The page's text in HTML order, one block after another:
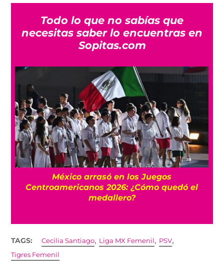
Todo lo que no sabías que
necesitas saber lo encuentras en
Sopitas.com
México arrasó en los Juegos
Centroamericanos 2026: ¿Cómo quedó el
medallero?
TAGS: Cecilia Santiago, Liga MX Femenil, PSV,
Tigres Femenil